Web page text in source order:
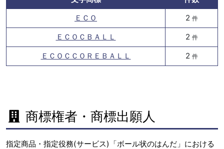
ＥＣＯ
2 件
ＥＣＯＣＢＡＬＬ 2 件
ＥＣＯＣＣＯＲＥＢＡＬＬ 2 件
商標権者・商標出願人
指定商品・指定役務(サービス)「ボール状のはんだ」における